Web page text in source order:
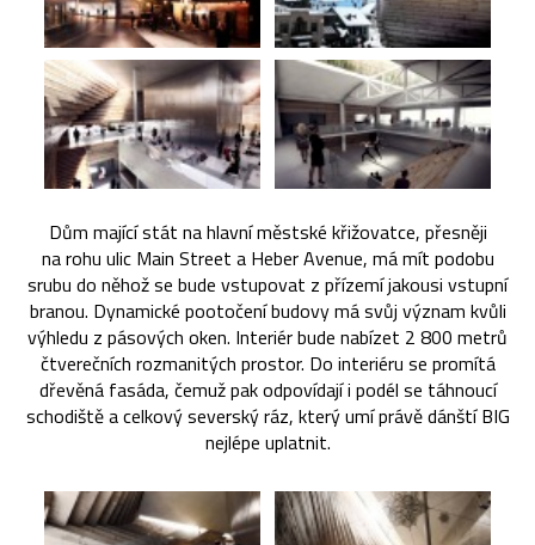
Dům mající stát na hlavní městské křižovatce, přesněji
na rohu ulic Main Street a Heber Avenue, má mít podobu
srubu do něhož se bude vstupovat z přízemí jakousi vstupní
branou. Dynamické pootočení budovy má svůj význam kvůli
výhledu z pásových oken. Interiér bude nabízet 2 800 metrů
čtverečních rozmanitých prostor. Do interiéru se promítá
dřevěná fasáda, čemuž pak odpovídají i podél se táhnoucí
schodiště a celkový severský ráz, který umí právě dánští BIG
nejlépe uplatnit.